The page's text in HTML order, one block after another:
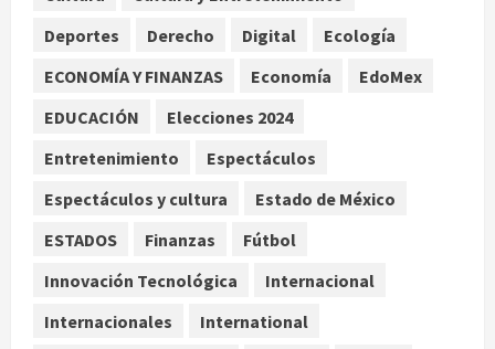
agosto 6, 2026
Aficionado encara a Mikel Arriola en
vuelo y exige regreso del ascenso
4
Salud
Sectores obrero y empresarial
piden al IMSS nuevo hospital en
agosto 6, 2026
Deportes
Derecho Digital
Ecología
ECONOMÍA Y FINANZAS
Economía
EdoMex
EDUCACIÓN
Elecciones 2024
Entretenimiento
Espectáculos
Espectáculos y cultura
Estado de México
ESTADOS
Finanzas
Fútbol
Innovación Tecnológica
Internacional
Internacionales
International